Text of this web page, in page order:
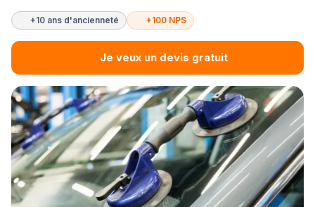
+10 ans d'ancienneté +100 NPS
Je veux un devis gratuit